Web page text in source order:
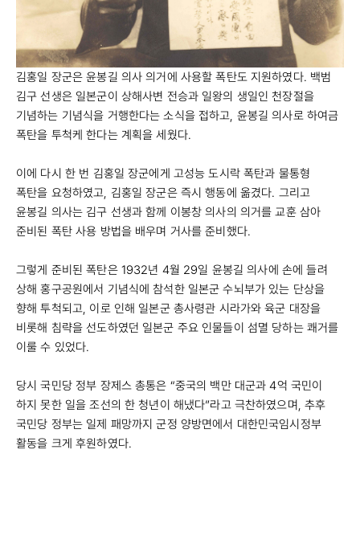
김홍일 장군은 윤봉길 의사 의거에 사용할 폭탄도 지원하였다. 백범
김구 선생은 일본군이 상해사변 전승과 일왕의 생일인 천장절을
기념하는 기념식을 거행한다는 소식을 접하고, 윤봉길 의사로 하여금
폭탄을 투척케 한다는 계획을 세웠다.
이에 다시 한 번 김홍일 장군에게 고성능 도시락 폭탄과 물통형
폭탄을 요청하였고, 김홍일 장군은 즉시 행동에 옮겼다. 그리고
윤봉길 의사는 김구 선생과 함께 이봉창 의사의 의거를 교훈 삼아
준비된 폭탄 사용 방법을 배우며 거사를 준비했다.
그렇게 준비된 폭탄은 1932년 4월 29일 윤봉길 의사에 손에 들려
상해 홍구공원에서 기념식에 참석한 일본군 수뇌부가 있는 단상을
향해 투척되고, 이로 인해 일본군 총사령관 시라가와 육군 대장을
비롯해 침략을 선도하였던 일본군 주요 인물들이 섬멸 당하는 쾌거를
이룰 수 있었다.
당시 국민당 정부 장제스 총통은 “중국의 백만 대군과 4억 국민이
하지 못한 일을 조선의 한 청년이 해냈다”라고 극찬하였으며, 추후
국민당 정부는 일제 패망까지 군정 양방면에서 대한민국임시정부
활동을 크게 후원하였다.